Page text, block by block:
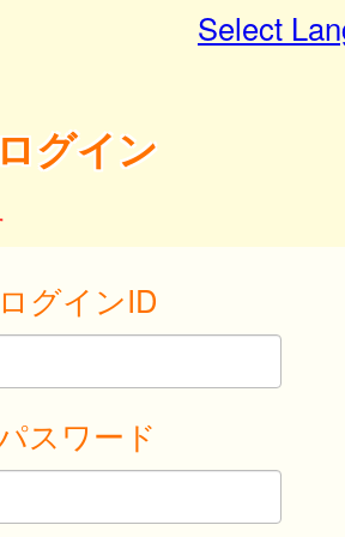
Select
ログイン
ログインID
スワード